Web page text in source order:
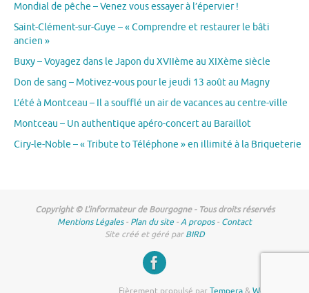
Mondial de pêche – Venez vous essayer à l’épervier !
Saint-Clément-sur-Guye – « Comprendre et restaurer le bâti
ancien »
Buxy – Voyagez dans le Japon du XVIIème au XIXème siècle
Don de sang – Motivez-vous pour le jeudi 13 août au Magny
L’été à Montceau – Il a soufflé un air de vacances au centre-ville
Montceau – Un authentique apéro-concert au Baraillot
Ciry-le-Noble – « Tribute to Téléphone » en illimité à la Briqueterie
Copyright © L'informateur de Bourgogne - Tous droits réservés
Mentions Légales- Plan du site -A propos- Contact
Site créé et géré parBIRD